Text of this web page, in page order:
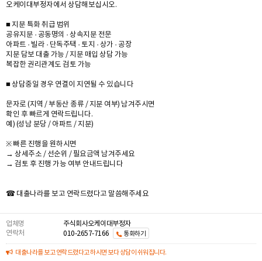
오케이대부정자에서 상담해보십시오.
■ 지분 특화 취급 범위
공유지분 · 공동명의 · 상속지분 전문
아파트 · 빌라 · 단독주택 · 토지 · 상가 · 공장
지분 담보 대출 가능 / 지분 매입 상담 가능
복잡한 권리관계도 검토 가능
■ 상담중일 경우 연결이 지연될 수 있습니다
문자로 (지역 / 부동산 종류 / 지분 여부) 남겨주시면
확인 후 빠르게 연락드립니다.
예) (성남 분당 / 아파트 / 지분)
※ 빠른 진행을 원하시면
→ 상세주소 / 선순위 / 필요금액 남겨주세요
→ 검토 후 진행 가능 여부 안내드립니다
☎ 대출나라를 보고 연락드렸다고 말씀해주세요
업체명
주식회사오케이대부정자
연락처
010-2657-7166 통화하기
대출나라를 보고 연락드렸다고 하시면 보다 상담이 쉬워집니다.